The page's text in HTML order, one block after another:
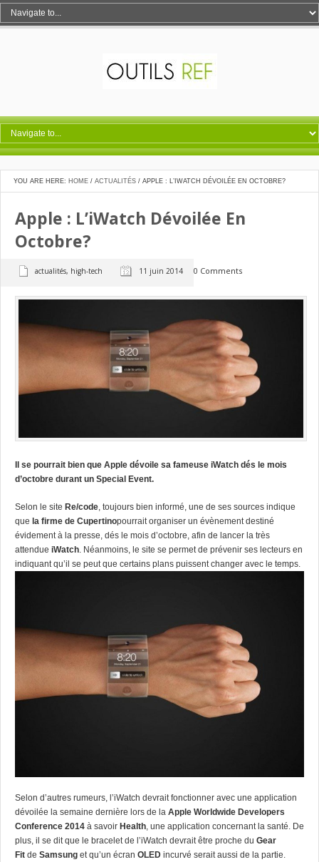
YOU ARE HERE: HOME / ACTUALITÉS / APPLE : L’IWATCH DÉVOILÉE EN OCTOBRE?
Apple : L’iWatch Dévoilée En
Octobre?
actualités, high-tech 11 juin 2014 0 Comments
Il se pourrait bien que Apple dévoile sa fameuse iWatch dés le mois
d’octobre durant un Special Event.
Selon le site Re/code, toujours bien informé, une de ses sources indique
que la firme de Cupertinopourrait organiser un évènement destiné
évidement à la presse, dés le mois d’octobre, afin de lancer la très
attendue iWatch. Néanmoins, le site se permet de prévenir ses lecteurs en
indiquant qu’il se peut que certains plans puissent changer avec le temps.
Selon d’autres rumeurs, l’iWatch devrait fonctionner avec une application
dévoilée la semaine dernière lors de la Apple Worldwide Developers
Conference 2014 à savoir Health, une application concernant la santé. De
plus, il se dit que le bracelet de l’iWatch devrait être proche du Gear
Fit de Samsung et qu’un écran OLED incurvé serait aussi de la partie.